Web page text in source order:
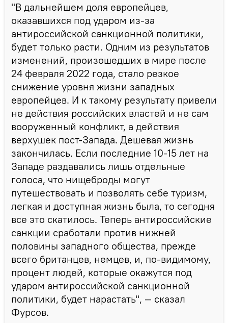
"В дальнейшем доля европейцев,
оказавшихся под ударом из-за
антироссийской санкционной политики,
будет только расти. Одним из результатов
изменений, произошедших в мире после
24 февраля 2022 года, стало резкое
снижение уровня жизни западных
европейцев. И к такому результату привели
не действия российских властей и не сам
вооруженный конфликт, а действия
верхушек пост-Запада. Дешевая жизнь
закончилась. Если последние 10-15 лет на
Западе раздавались лишь отдельные
голоса, что нищеброды могут
путешествовать и позволять себе туризм,
легкая и доступная жизнь была, то сегодня
все это скатилось. Теперь антироссийские
санкции сработали против нижней
половины западного общества, прежде
всего британцев, немцев, и, по-видимому,
процент людей, которые окажутся под
ударом антироссийской санкционной
политики, будет нарастать", ― сказал
Фурсов.